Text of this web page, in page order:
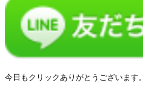
今日もクリックありがとうございます。